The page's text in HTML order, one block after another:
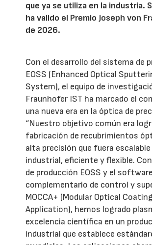
que ya se utiliza en la industria.
ha valido el Premio Joseph von
de 2026.
Con el desarrollo del sistema de
EOSS (Enhanced Optical
System), el equipo de
Fraunhofer IST ha marcado el
una nueva era en la óptica de
“Nuestro objetivo común era
fabricación de recubrimientos
alta precisión que fuera escalable
industrial, eficiente y flexible.
de producción EOSS y el software
complementario de control y
MOCCA+ (Modular Optical
Application), hemos logrado
excelencia científica en un
industrial que establece